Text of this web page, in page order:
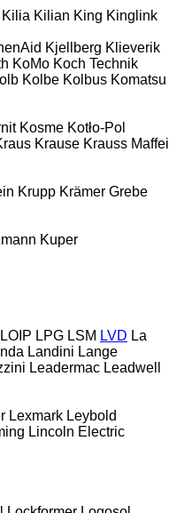
Kilia Kilian King Kinglink
Kjellberg Klieverik
KoMo Koch Technik
Kolbe Kolbus Komatsu
Kosme Kotło-Pol
Krause Krauss Maffei
Krupp Krämer Grebe
Kuper
LOIP LPG LSM LVD La
Landini Lange
Leadermac Leadwell
Lexmark Leybold
Lincoln Electric